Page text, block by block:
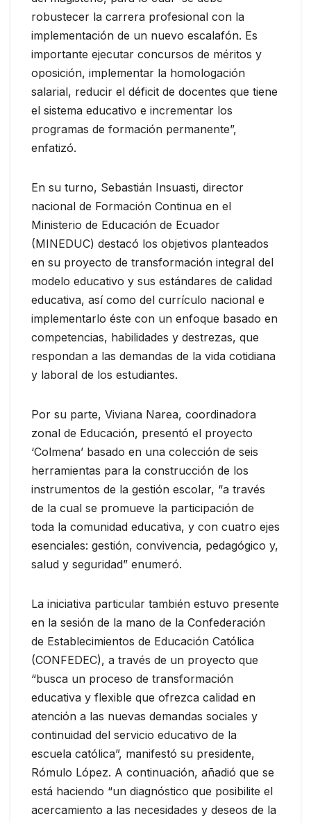
robustecer la carrera profesional con la
implementación de un nuevo escalafón. Es
importante ejecutar concursos de méritos y
oposición, implementar la homologación
salarial, reducir el déficit de docentes que tiene
el sistema educativo e incrementar los
programas de formación permanente”,
enfatizó.
En su turno, Sebastián Insuasti, director
nacional de Formación Continua en el
Ministerio de Educación de Ecuador
(MINEDUC) destacó los objetivos planteados
en su proyecto de transformación integral del
modelo educativo y sus estándares de calidad
educativa, así como del currículo nacional e
implementarlo éste con un enfoque basado en
competencias, habilidades y destrezas, que
respondan a las demandas de la vida cotidiana
y laboral de los estudiantes.
Por su parte, Viviana Narea, coordinadora
zonal de Educación, presentó el proyecto
‘Colmena’ basado en una colección de seis
herramientas para la construcción de los
instrumentos de la gestión escolar, “a través
de la cual se promueve la participación de
toda la comunidad educativa, y con cuatro ejes
esenciales: gestión, convivencia, pedagógico y,
salud y seguridad” enumeró.
La iniciativa particular también estuvo presente
en la sesión de la mano de la Confederación
de Establecimientos de Educación Católica
(CONFEDEC), a través de un proyecto que
“busca un proceso de transformación
educativa y flexible que ofrezca calidad en
atención a las nuevas demandas sociales y
continuidad del servicio educativo de la
escuela católica”, manifestó su presidente,
Rómulo López. A continuación, añadió que se
está haciendo “un diagnóstico que posibilite el
acercamiento a las necesidades y deseos de la